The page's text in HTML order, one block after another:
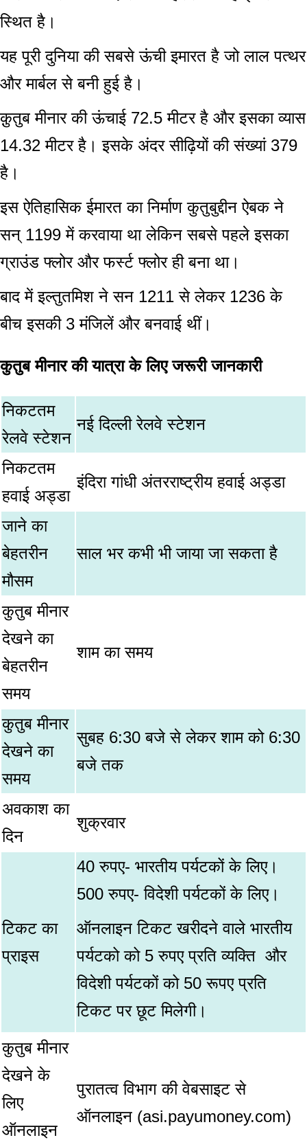
स्थित है।
यह पूरी दुनिया की सबसे ऊंची इमारत है जो लाल पत्थर
और मार्बल से बनी हुई है।
क़ुतुब मीनार की ऊंचाई 72.5 मीटर है और इसका व्यास
14.32 मीटर है। इसके अंदर सीढ़ियों की संख्यां 379
है।
इस ऐतिहासिक ईमारत का निर्माण कुतुबुद्दीन ऐबक ने
सन् 1199 में करवाया था लेकिन सबसे पहले इसका
ग्राउंड फ्लोर और फर्स्ट फ्लोर ही बना था।
बाद में इल्तुतमिश ने सन 1211 से लेकर 1236 के
बीच इसकी 3 मंजिलें और बनवाई थीं।
कुतुब मीनार की यात्रा के लिए जरूरी जानकारी
निकटतम
रेलवे स्टेशन
नई दिल्ली रेलवे स्टेशन
निकटतम
हवाई अड्डा
इंदिरा गांधी अंतरराष्ट्रीय हवाई अड्डा
जाने का
बेहतरीन
मौसम
साल भर कभी भी जाया जा सकता है
कुतुब मीनार
देखने का
बेहतरीन
समय
शाम का समय
कुतुब मीनार
देखने का
समय
सुबह 6:30 बजे से लेकर शाम को 6:30
बजे तक
अवकाश का
दिन
शुक्रवार
टिकट का
प्राइस
40 रुपए- भारतीय पर्यटकों के लिए।
500 रुपए- विदेशी पर्यटकों के लिए।
ऑनलाइन टिकट खरीदने वाले भारतीय
पर्यटको को 5 रुपए प्रति व्यक्ति और
विदेशी पर्यटकों को 50 रूपए प्रति
टिकट पर छूट मिलेगी।
कुतुब मीनार
देखने के
लिए
ऑनलाइन
पुरातत्व विभाग की वेबसाइट से
ऑनलाइन (asi.payumoney.com)